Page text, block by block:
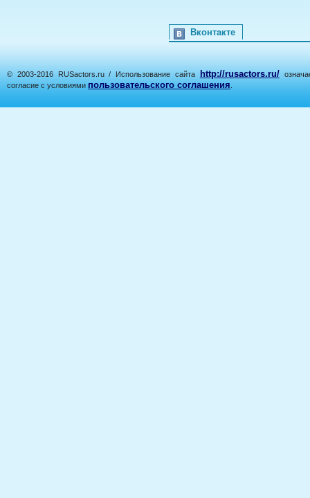
Вконтакте
© 2003-2016 RUSactors.ru / Использование сайта http://rusactors.ru/
согласие с условиями пользовательского соглашения